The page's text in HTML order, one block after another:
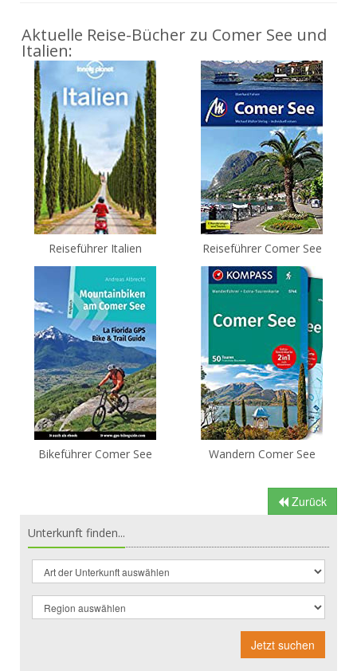
Aktuelle Reise-Bücher zu Comer See und
Italien:
Reiseführer Italien Reiseführer Comer See
Bikeführer Comer See Wandern Comer See
Zurück
Unterkunft finden...
Jetzt suchen